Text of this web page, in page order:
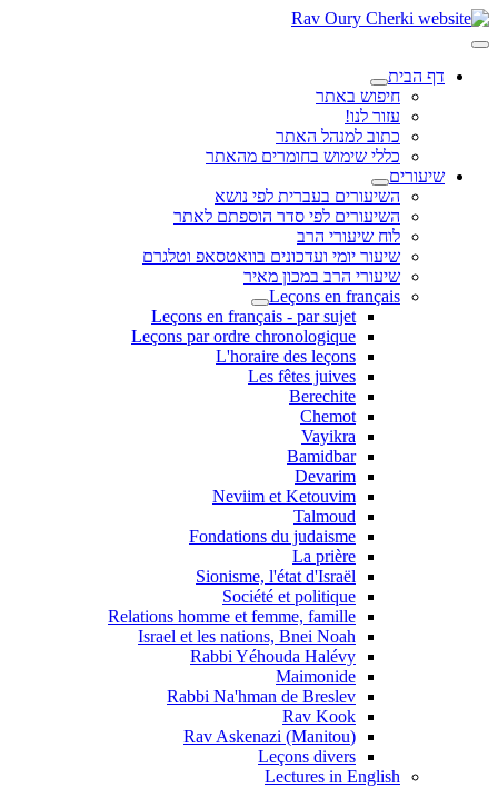
דף הבית
חיפוש באתר
עזור לנו!
כתוב למנהל האתר
כללי שימוש בחומרים מהאתר
שיעורים
השיעורים בעברית לפי נושא
השיעורים לפי סדר הוספתם לאתר
לוח שיעורי הרב
שיעור יומי ועדכונים בוואטסאפ וטלגרם
שיעורי הרב במכון מאיר
Leçons en français
Leçons en français - par sujet
Leçons par ordre chronologique
L'horaire des leçons
Les fêtes juives
Berechite
Chemot
Vayikra
Bamidbar
Devarim
Neviim et Ketouvim
Talmoud
Fondations du judaisme
La prière
Sionisme, l'état d'Israël
Société et politique
Relations homme et femme, famille
Israel et les nations, Bnei Noah
Rabbi Yéhouda Halévy
Maimonide
Rabbi Na'hman de Breslev
Rav Kook
(Rav Askenazi (Manitou
Leçons divers
Lectures in English